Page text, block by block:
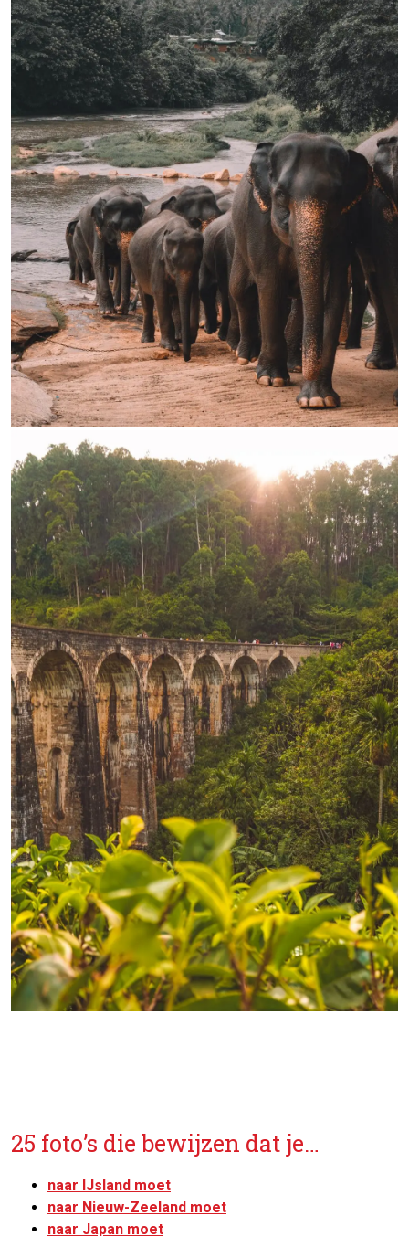
25 foto’s die bewijzen dat je…
naar IJsland moet
naar Nieuw-Zeeland moet
naar Japan moet